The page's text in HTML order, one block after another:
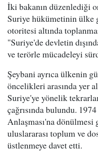
İki bakanın düzenlediği
Suriye hükümetinin ülke
otoritesi altında
"Suriye'de devletin
ve terörle mücadeleyi
Şeybani ayrıca ülkenin
öncelikleri arasında yer
Suriye'ye yönelik
çağrısında bulundu.
Anlaşması'na
uluslararası toplum ve
üstlenmeye davet etti.